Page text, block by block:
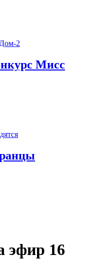
Мисс
эфир 16